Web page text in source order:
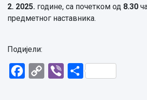
2. 2025. године, са почетком од 8.30
предметног наставника.
Подијели:
Facebook
CopyViberShare